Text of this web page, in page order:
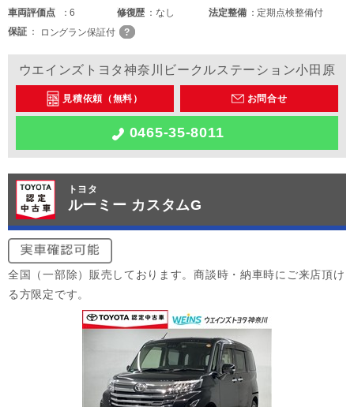
車両評価点 6 修復歴 なし 法定整備
定期点検整備付
保証
ロングラン保証付
ウエインズトヨタ神奈川ビークルステーション小田原
見積依頼（無料） お問合せ
0465-35-8011
トヨタ
ルーミー カスタムG
全国（一部除）販売しております。商談時・納車時にご来店頂け
る方限定です。